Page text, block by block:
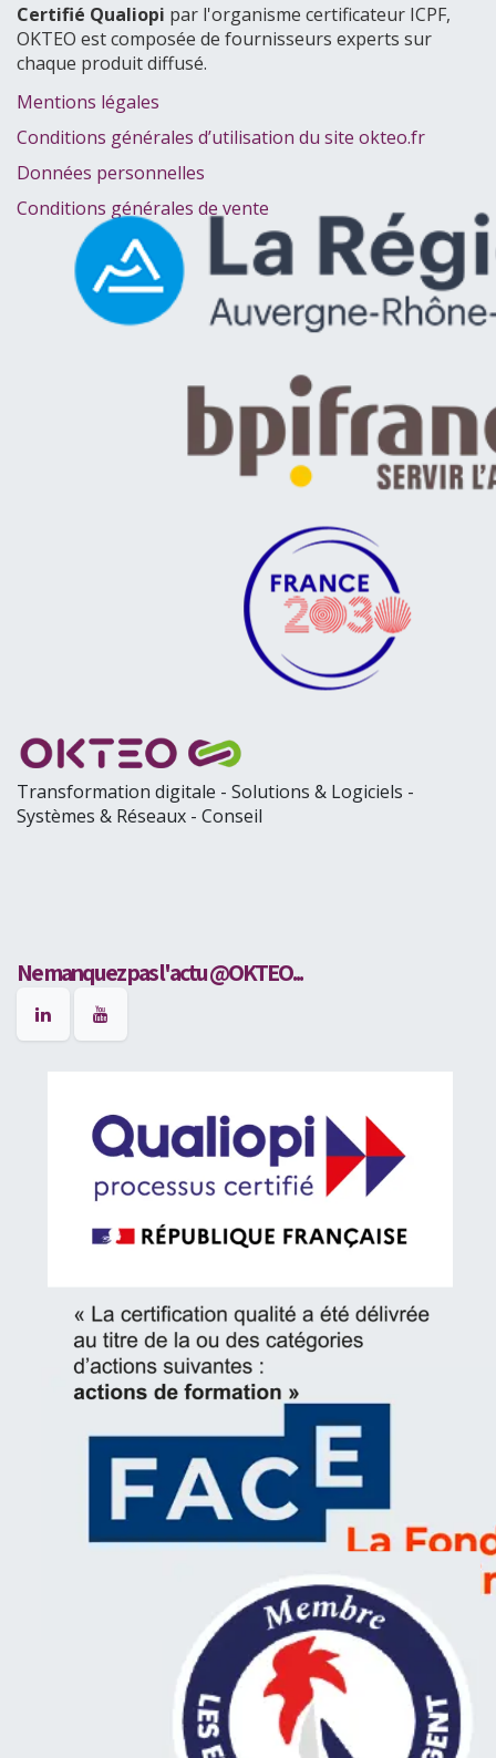
Certifié Qualiopi par l'organisme certificateur ICPF,
OKTEO est composée de fournisseurs experts sur
chaque produit diffusé.
Mentions légales
Conditions générales d’utilisation du site okteo.fr
Données personnelles
Conditions générales de vente
Transformation digitale - Solutions & Logiciels -
Systèmes & Réseaux - Conseil
Ne manquez pas l'actu @OKTEO...